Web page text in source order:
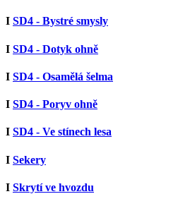
I SD4 - Bystré smysly
I SD4 - Dotyk ohně
I SD4 - Osamělá šelma
I SD4 - Poryv ohně
I SD4 - Ve stínech lesa
I Sekery
I Skrytí ve hvozdu